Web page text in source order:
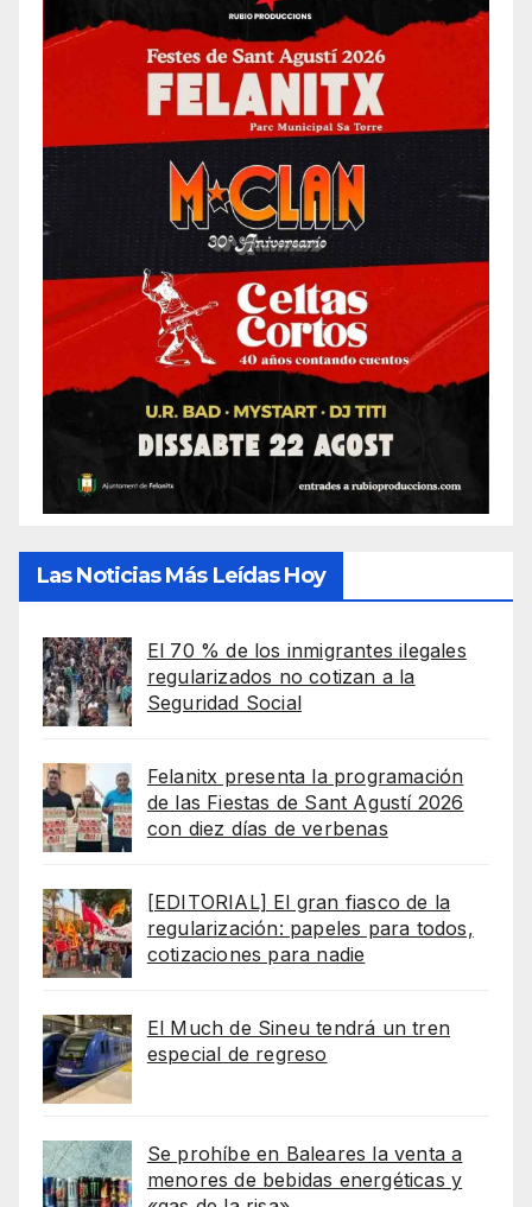
Las Noticias Más Leídas Hoy
El 70 % de los inmigrantes ilegales
regularizados no cotizan a la
Seguridad Social
Felanitx presenta la programación
de las Fiestas de Sant Agustí 2026
con diez días de verbenas
[EDITORIAL] El gran fiasco de la
regularización: papeles para todos,
cotizaciones para nadie
El Much de Sineu tendrá un tren
especial de regreso
Se prohíbe en Baleares la venta a
menores de bebidas energéticas y